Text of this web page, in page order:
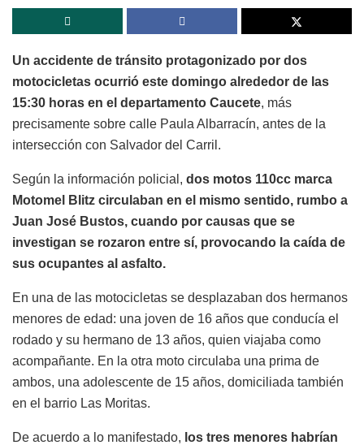
Un accidente de tránsito protagonizado por dos
motocicletas ocurrió este domingo alrededor de las
15:30 horas en el departamento Caucete, más
precisamente sobre calle Paula Albarracín, antes de la
intersección con Salvador del Carril.
Según la información policial, dos motos 110cc marca
Motomel Blitz circulaban en el mismo sentido, rumbo a
Juan José Bustos, cuando por causas que se
investigan se rozaron entre sí, provocando la caída de
sus ocupantes al asfalto.
En una de las motocicletas se desplazaban dos hermanos
menores de edad: una joven de 16 años que conducía el
rodado y su hermano de 13 años, quien viajaba como
acompañante. En la otra moto circulaba una prima de
ambos, una adolescente de 15 años, domiciliada también
en el barrio Las Moritas.
De acuerdo a lo manifestado, los tres menores habrían